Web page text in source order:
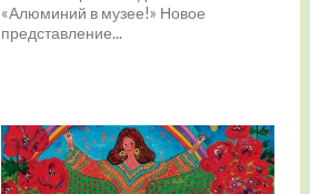
«Алюминий в музее!» Новое
представление...